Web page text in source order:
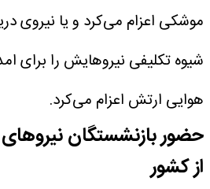
موشکی اعزام می‌کرد و یا نیروی
شیوه تکلیفی نیروهایش را برای
هوایی ارتش اعزام می‌کرد.
حضور بازنشستگان
از کشور